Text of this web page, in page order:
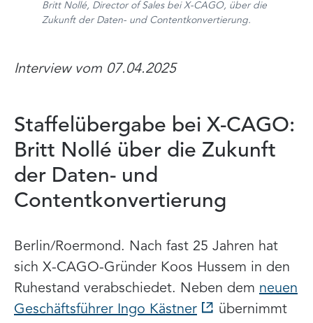
Britt Nollé, Director of Sales bei X-CAGO, über die
Zukunft der Daten- und Contentkonvertierung.
Interview vom 07.04.2025
Staffelübergabe bei X-CAGO:
Britt Nollé über die Zukunft
der Daten- und
Contentkonvertierung
Berlin/Roermond. Nach fast 25 Jahren hat
sich X-CAGO-Gründer Koos Hussem in den
Ruhestand verabschiedet. Neben dem neuen
Geschäftsführer Ingo Kästner
übernimmt